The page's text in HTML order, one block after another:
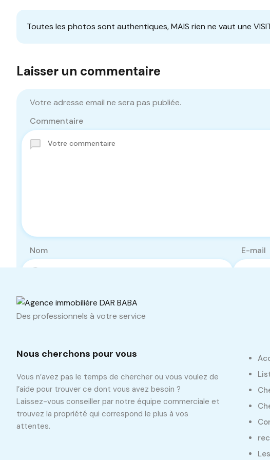
Toutes les photos sont authentiques, MAIS rien ne vaut une
Laisser un commentaire
Votre adresse email ne sera pas publiée.
Commentaire
Nom E-mail
Téléphone
Des professionnels à votre service
Nous cherchons pour vous
Vous n’avez pas le temps de chercher ou vous voulez de
l’aide pour trouver ce dont vous avez besoin ?
Laissez-vous conseiller par notre équipe commerciale et
trouvez la propriété qui correspond le plus à vos
attentes.